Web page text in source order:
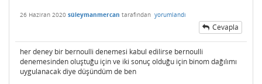
26 Haziran 2020 süleymanmercan tarafından yorumlandı
Cevapla
her deney bir bernoulli denemesi kabul edilirse bernoulli
denemesinden oluştuğu için ve iki sonuç olduğu için binom dağılımı
uygulanacak diye düşündüm de ben